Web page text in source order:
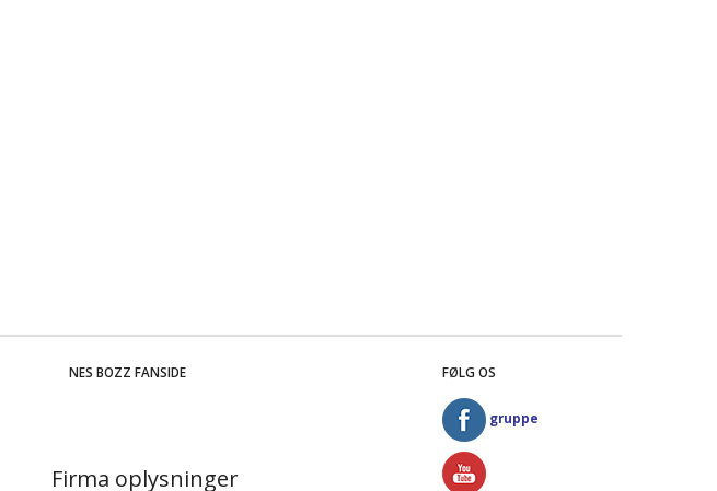
NES BOZZ FANSIDE
Firma oplysninger
FØLG OS
gruppe